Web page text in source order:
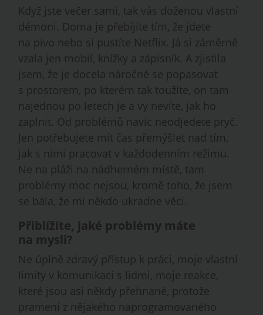
Když jste večer sami, tak vás doženou vlastní
démoni. Doma je přebíjíte tím, že jdete
na pivo nebo si pustíte Netflix. Já si záměrně
vzala jen mobil, knížky a zápisník. A zjistila
jsem, že je docela náročné se popasovat
s prostorem, po kterém tak toužíte, on tam
najednou po letech je a vy nevíte, jak ho
zaplnit. Od problémů navíc neodjedete pryč.
Jen potřebujete mít čas přemýšlet nad tím,
jak s nimi pracovat v každodenním režimu.
Ne na pláži na nádherném místě, tam
problémy moc nejsou, kromě toho, že jsem
se bála, že mi někdo ukradne věci.
Přiblížíte, jaké problémy máte
na mysli?
Ne úplně zdravý přístup k práci, moje vlastní
limity v komunikaci s lidmi, moje reakce,
které jsou asi někdy přehnané, protože
pramení z nějakého naprogramovaného